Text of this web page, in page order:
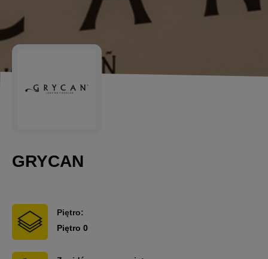
GRYCAN
Piętro:
Piętro 0